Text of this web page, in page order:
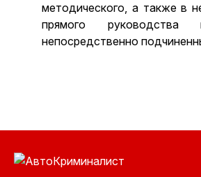
методического, а также в
прямого руководства
непосредственно